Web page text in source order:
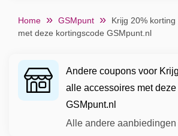
Home GSMpunt
Krijg 20%
met deze kortingscode GSMpunt.nl
Andere coupons voor
alle accessoires met
GSMpunt.nl
Alle andere